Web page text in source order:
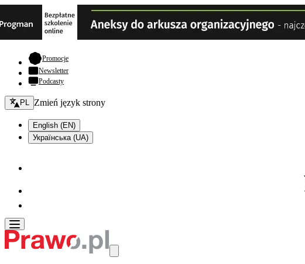
Promocje- otwiera się w nowej karcie
Newsletter
Podcasty
Zmień język - bieżący:
PL Zmień język strony
English (EN)
Українська (UA)